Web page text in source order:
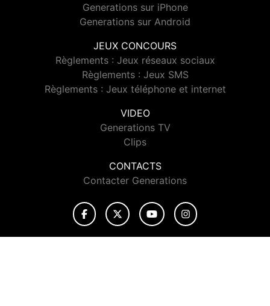
Generations sur iPhone
Generations sur Android
JEUX CONCOURS
Règlements : Jeux réseaux sociaux
Règlements : Jeux SMS
Règlements : Jeux téléphone et internet
VIDEO
Generations TV
Clips
CONTACTS
Contacter Generations